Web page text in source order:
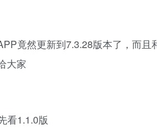
竟然更新到7.3.28版本了，而
大家
看1.1.0版